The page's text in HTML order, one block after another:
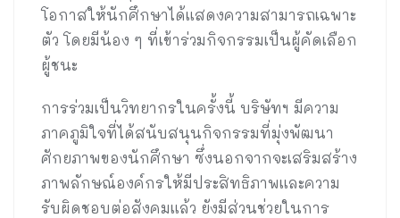
โอกาสให้นักศึกษาได้แสดงความสามารถเฉพาะ
ตัว โดยมีน้อง ๆ ที่เข้าร่วมกิจกรรมเป็นผู้คัดเลือก
ผู้ชนะ
การร่วมเป็นวิทยากรในครั้งนี้ บริษัทฯ มีความ
ภาคภูมิใจที่ได้สนับสนุนกิจกรรมที่มุ่งพัฒนา
ศักยภาพของนักศึกษา ซึ่งนอกจากจะเสริมสร้าง
ภาพลักษณ์องค์กรให้มีประสิทธิภาพและความ
รับผิดชอบต่อสังคมแล้ว ยังมีส่วนช่วยในการ